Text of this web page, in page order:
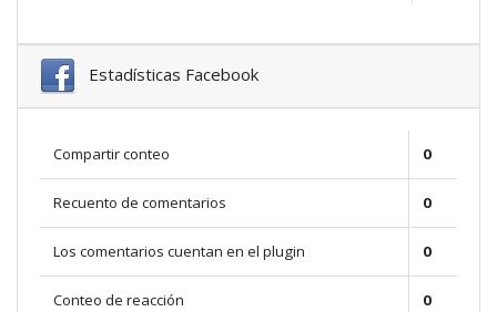
Estadísticas Facebook
Compartir conteo 0
Recuento de comentarios 0
Los comentarios cuentan en el plugin 0
Conteo de reacción 0